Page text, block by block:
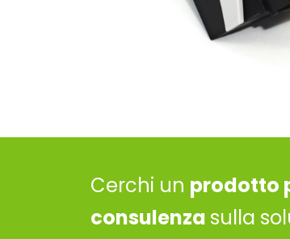
Cerchi un prodotto
consulenza sulla